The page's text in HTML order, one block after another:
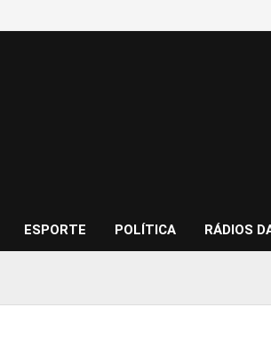
ESPORTE POLÍTICA RÁDIOS